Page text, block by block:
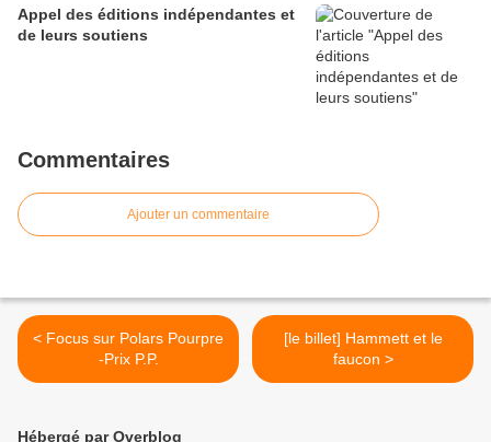
Appel des éditions indépendantes et
de leurs soutiens
Commentaires
Ajouter un commentaire
< Focus sur Polars Pourpre
-Prix P.P.
[le billet] Hammett et le
faucon >
Hébergé par Overblog